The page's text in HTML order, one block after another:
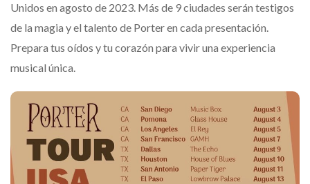
Unidos en agosto de 2023. Más de 9 ciudades serán testigos
de la magia y el talento de Porter en cada presentación.
Prepara tus oídos y tu corazón para vivir una experiencia
musical única.